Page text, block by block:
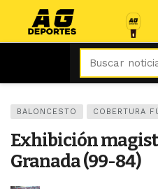
BALONCESTO COBERTURA
Exhibición
Granada (99-84)